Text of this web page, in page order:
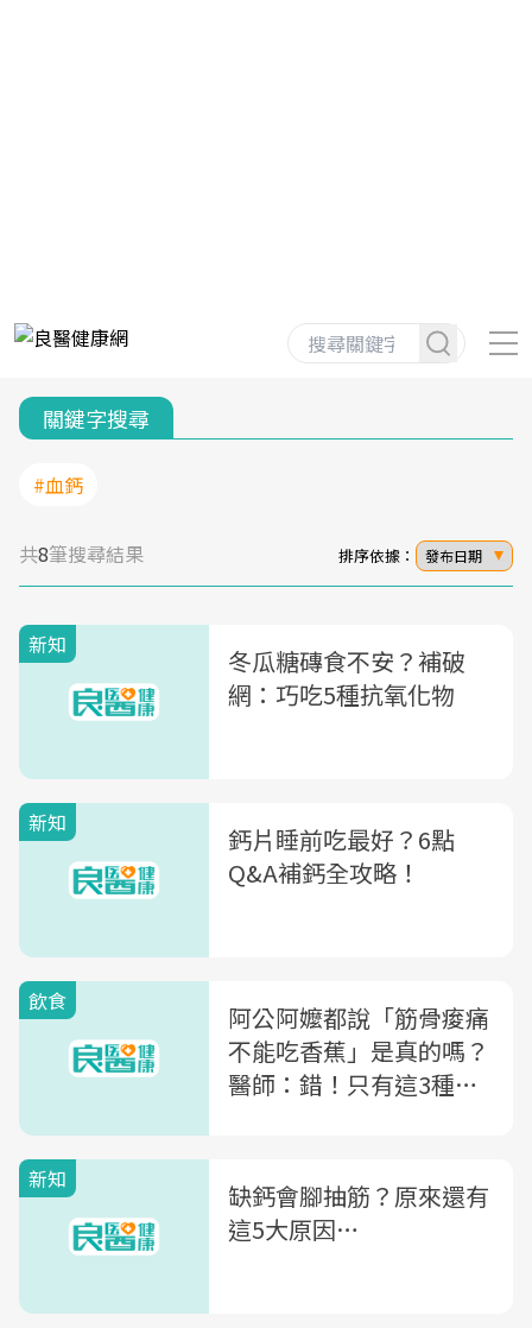
關鍵字搜尋
#血鈣
共8筆搜尋結果 排序依據： 發布日期
新知
冬瓜糖磚食不安？補破
網：巧吃5種抗氧化物
新知
鈣片睡前吃最好？6點
Q&A補鈣全攻略！
飲食
阿公阿嬤都說「筋骨痠痛
不能吃香蕉」是真的嗎？
醫師：錯！只有這3種人
新知
缺鈣會腳抽筋？原來還有
這5大原因…